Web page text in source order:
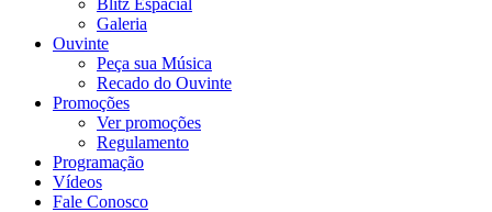
Galeria
Ouvinte
Peça sua Música
Recado do Ouvinte
Promoções
Ver promoções
Regulamento
Programação
Vídeos
Fale Conosco